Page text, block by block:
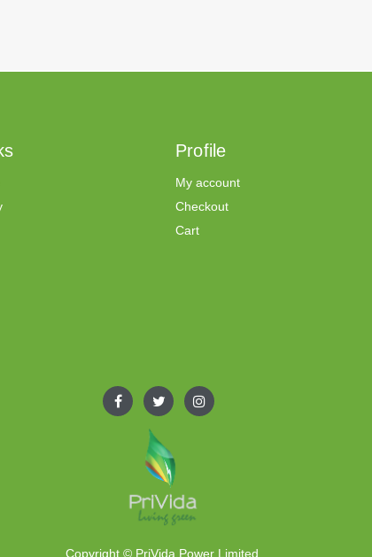
Profile
My account
Checkout
Cart
Copyright © PriVida Power Limited